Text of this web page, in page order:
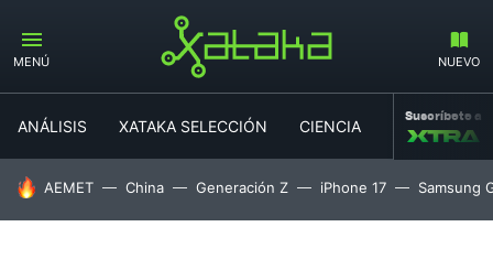
MENÚ NUEVO
ANÁLISIS XATAKA SELECCIÓN CIENCIA MOVILIDAD
Suscríbete a
HOY SE HABLA DE
AEMET China Generación Z iPhone 17 Samsung